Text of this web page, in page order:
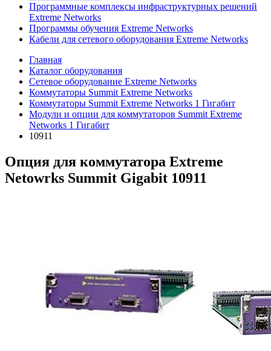
Программные комплексы инфраструктурных решений
Extreme Networks
Программы обучения Extreme Networks
Кабели для сетевого оборудования Extreme Networks
Главная
Каталог оборудования
Сетевое оборудование Extreme Networks
Коммутаторы Summit Extreme Networks
Коммутаторы Summit Extreme Networks 1 Гигабит
Модули и опции для коммутаторов Summit Extreme
Networks 1 Гигабит
10911
Опция для коммутатора Extreme
Netowrks Summit Gigabit 10911